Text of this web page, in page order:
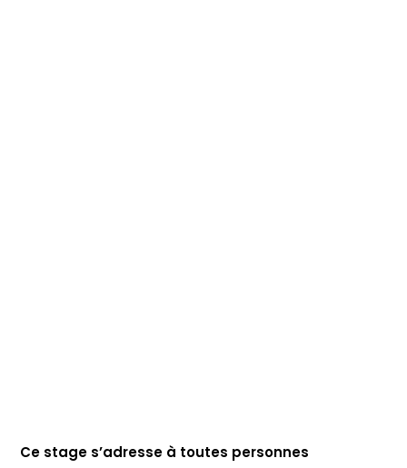
Ce stage s’adresse à toutes personnes